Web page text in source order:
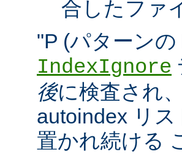
合したファ
"P (パターン
IndexIgnore
後に検査され
autoindex リ
置かれ続ける